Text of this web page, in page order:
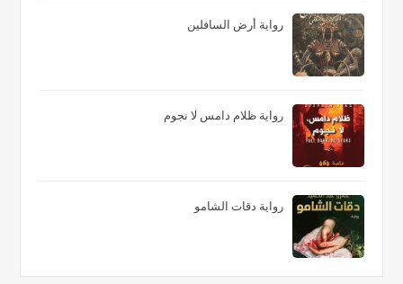
رواية أرض السافلين
رواية ظلام دامس لا نجوم
رواية دقات الشامو